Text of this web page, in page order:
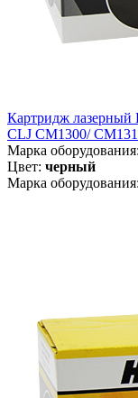
Картридж
CLJ CM1300/
Марка оборудования:
Цвет: черный
Марка